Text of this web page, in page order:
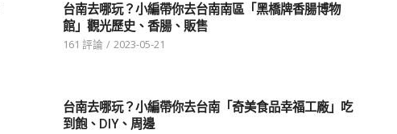
台南去哪玩？小編帶你去台南南區「黑橋牌香腸博物
館」觀光歷史、香腸、販售
161 評論 / 2023-05-21
台南去哪玩？小編帶你去台南「奇美食品幸福工廠」吃
到飽、DIY、周邊